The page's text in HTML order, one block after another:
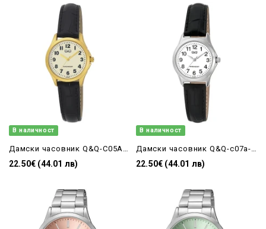
В наличност
22.50€ (44.01 лв)
В наличност
22.50€ (44.01 лв)